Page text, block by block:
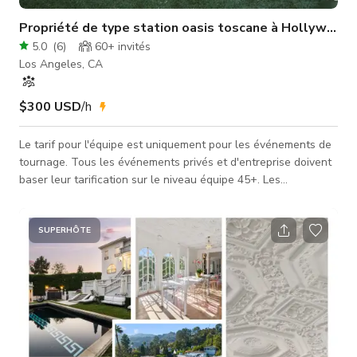
Propriété de type station oasis toscane à Hollywood
5.0 (6) 60+ invités
Los Angeles, CA
$300 USD/h
Le tarif pour l'équipe est uniquement pour les événements de
tournage. Tous les événements privés et d'entreprise doivent
baser leur tarification sur le niveau équipe 45+. Les
événementiels uniquement. Veuillez demander un devis pour
l'événement. Cette propriété paradisiaque est clôturée et
isolée derrière des murs en pierre de 8 pieds. L'entrée
principale de cette villa d'inspiration toscane s'ouvre sur des
terrai
SUPERHÔTE